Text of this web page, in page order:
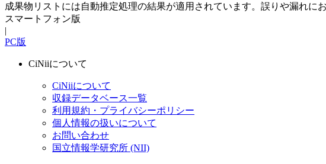
成果物リストには自動推定処理の結果が適用されています。誤りや漏れに
スマートフォン版
|
PC版
CiNiiについて
CiNiiについて
収録データベース一覧
利用規約・プライバシーポリシー
個人情報の扱いについて
お問い合わせ
国立情報学研究所 (NII)